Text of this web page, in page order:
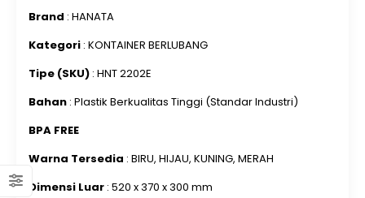
Brand : HANATA
Kategori: KONTAINER BERLUBANG
Tipe (SKU): HNT 2202E
Bahan: Plastik Berkualitas Tinggi (Standar Industri)
BPA FREE
Warna Tersedia : BIRU, HIJAU, KUNING, MERAH
Dimensi Luar: 520 x 370 x 300 mm